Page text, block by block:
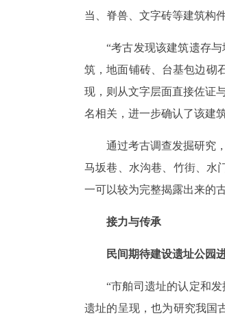
当、脊兽、文字砖等建筑构
“考古发现该建筑遗存
筑，地面铺砖、台基包边砌
现，则从文字层面直接佐证
名相关，进一步确认了该建
通过考古调查发掘研究
马坂巷、水沟巷、竹街、水
一可以较为完整揭露出来的
接力与传承
民间期待建设遗址公园
“市舶司遗址的认定和
遗址的呈现，也为研究我国